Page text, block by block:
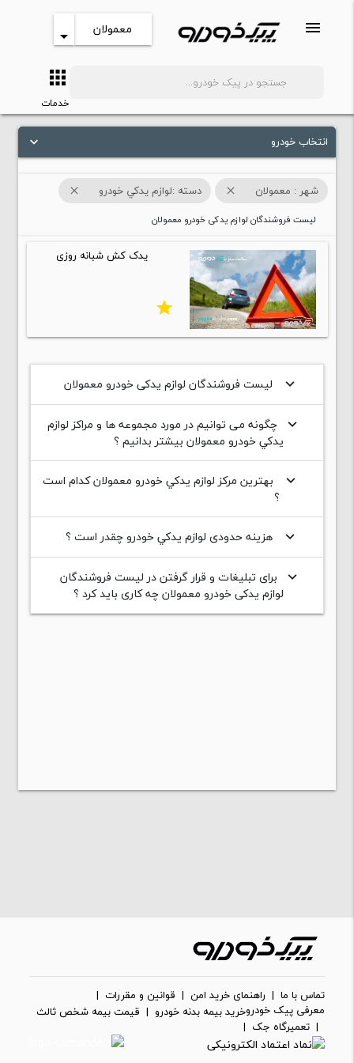
menu معمولان arrow_drop_down
apps
خدمات
keyboard_arrow_down انتخاب خودرو
شهر : معمولان close دسته :لوازم يدکي خودرو close
لیست فروشندگان لوازم یدکی خودرو معمولان
یدک کش شبانه روزی
star
keyboard_arrow_down لیست فروشندگان لوازم یدکی خودرو معمولان
keyboard_arrow_down چگونه می توانیم در مورد مجموعه ها و مراکز لوازم
يدکي خودرو معمولان بیشتر بدانیم ؟
keyboard_arrow_down
بهترین مرکز لوازم يدکي خودرو معمولان کدام است
؟
keyboard_arrow_down هزینه حدودی لوازم يدکي خودرو چقدر است ؟
keyboard_arrow_down
برای تبلیغات و قرار گرفتن در لیست فروشندگان
لوازم یدکی خودرو معمولان چه کاری باید کرد ؟
تماس با ما | راهنمای خرید امن | قوانین و مقررات |
معرفی پیک خودروخرید بیمه بدنه خودرو | قیمت بیمه شخص ثالث
|تعمیرگاه جک |